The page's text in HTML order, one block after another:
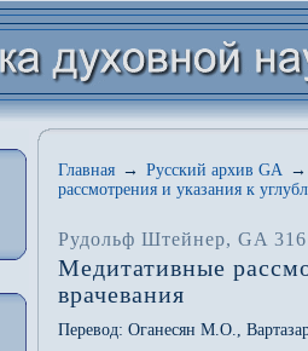
Главная → Русский архив GA →
рассмотрения и указания к
Рудольф Штейнер, GA 316
Медитативные
врачевания
Перевод: Оганесян М.О.,